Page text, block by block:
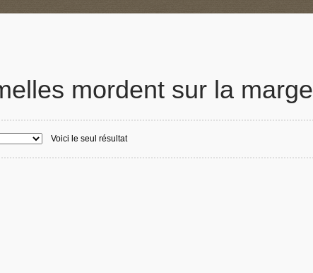
mordent sur la marge
Voici le seul résultat